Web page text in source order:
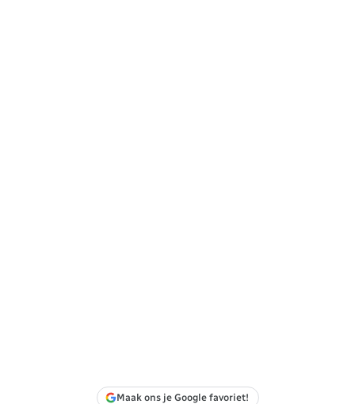
Maak ons je Google favoriet!